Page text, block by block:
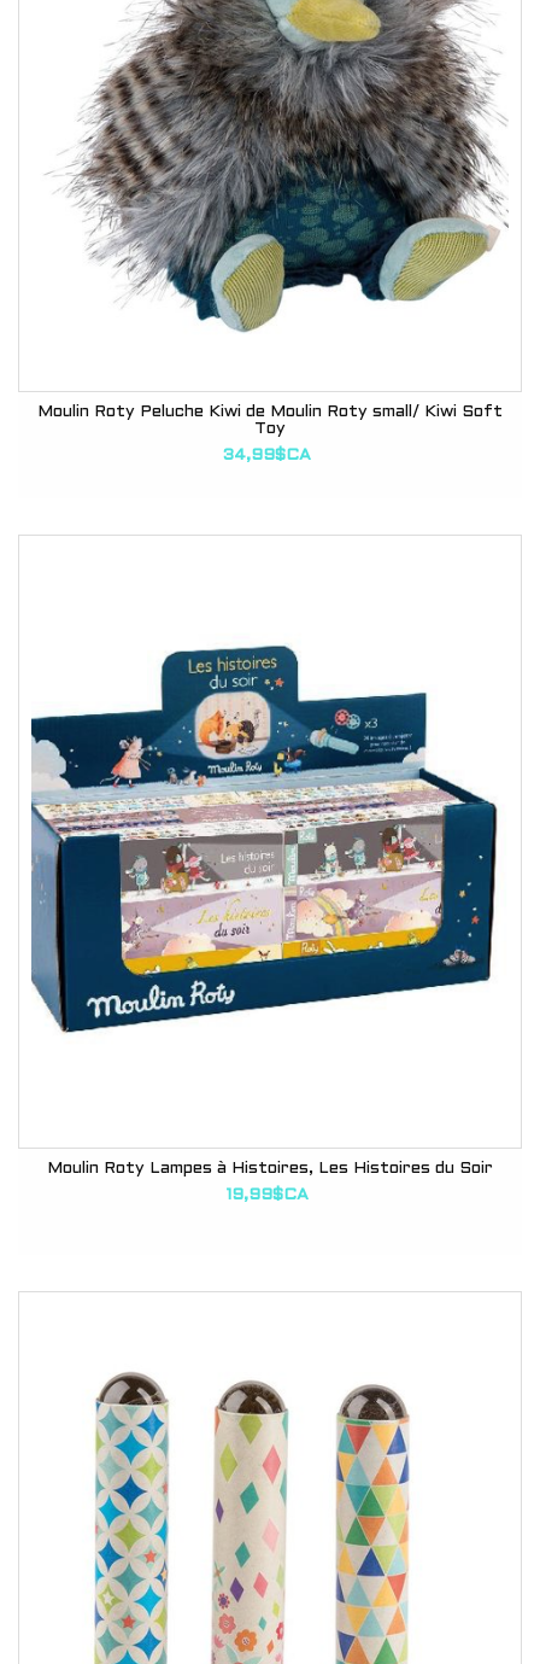
Moulin Roty Peluche Kiwi de Moulin Roty small/ Kiwi Soft
Toy
34,99$CA
Moulin Roty Lampes à Histoires, Les Histoires du Soir
19,99$CA